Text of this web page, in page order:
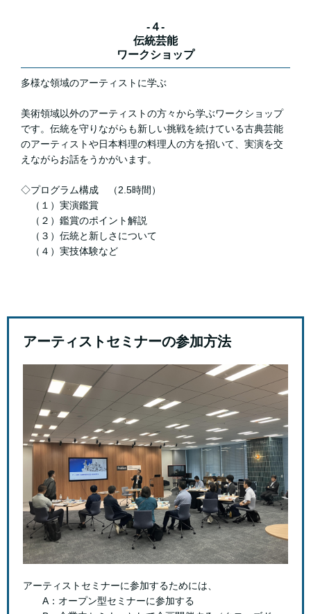
-４-
伝統芸能
ワークショップ
多様な領域のアーティストに学ぶ
美術領域以外のアーティストの方々から学ぶワークショップ
です。伝統を守りながらも新しい挑戦を続けている古典芸能
のアーティストや日本料理の料理人の方を招いて、実演を交
えながらお話をうかがいます。
◇プログラム構成 （2.5時間）
（１）実演鑑賞
（２）鑑賞のポイント解説
（３）伝統と新しさについて
（４）実技体験など
アーティストセミナーの参加方法
アーティストセミナーに参加するためには、
A：オープン型セミナーに参加する